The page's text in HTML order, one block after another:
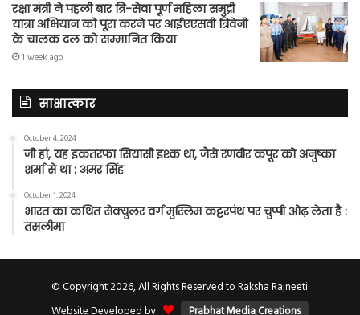
रक्षा मंत्री ने पहली बार त्रि-सेवा पूर्ण महिला समुद्री
यात्रा अभियान को पूरा करने पर आईएएसवी त्रिवेनी
के चालक दल को सम्मानित किया
1 week ago
साक्षात्कार
October 4, 2024
जी हां, यह इकतरफा सियासी इश्क था, जैसे रणवीर कपूर को अनुष्का
शर्मा से था : अमर सिंह
October 1, 2024
भारत का कथित सेक्युलर वर्ग मुस्लिम कट्टरपंथ पर चुप्पी ओढ़ लेता है :
तसलीमा
© Copyright 2026, All Rights Reserved to Raksha Rajneeti.
Website Developed by
Prabhat Media Creations